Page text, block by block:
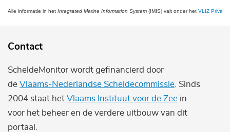
Alle informatie in het Integrated Marine Information System (IMIS) valt onder het VLIZ Privacy
Contact
ScheldeMonitor wordt gefinancierd door
de Vlaams-Nederlandse Scheldecommissie . Sinds
2004 staat het Vlaams Instituut voor de Zee in
voor het beheer en de verdere uitbouw van dit
portaal.